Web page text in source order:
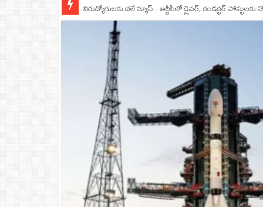
నిరుద్యోగులకు భలే న్యూస్.. ఆర్టీసీలో డ్రైవర్, కండక్టర్‌